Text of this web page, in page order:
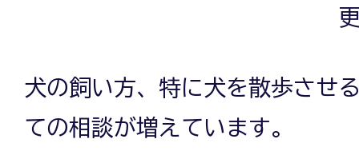
犬の飼い方、特に犬を散歩させ
ての相談が増えています。